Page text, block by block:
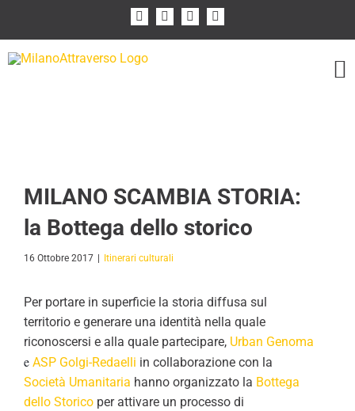
contenuto
FacebookInstagram
Flickr
MILANO SCAMBIA STORIA:
la Bottega dello storico
16 Ottobre 2017 Itinerari culturali
Per portare in superficie la storia diffusa sul
territorio e generare una identità nella quale
riconoscersi e alla quale partecipare, Urban Genoma
e ASP Golgi-Redaelli in collaborazione con la
Società Umanitaria hanno organizzato la Bottega
dello Storico per attivare un processo di